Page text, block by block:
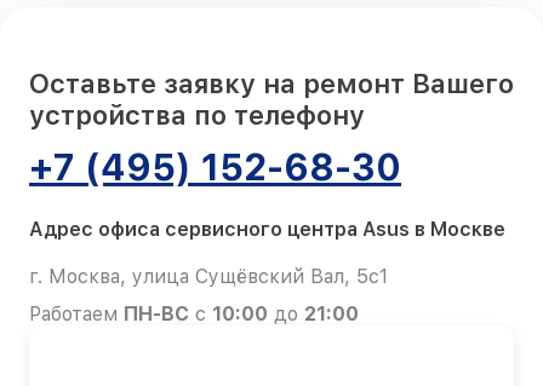
Оставьте заявку на ремонт Вашего
устройства по телефону
+7 (495) 152-68-30
Адрес офиса сервисного центра Asus в Москве
г. Москва, улица Сущёвский Вал, 5с1
Работаем ПН-ВС с 10:00 до 21:00